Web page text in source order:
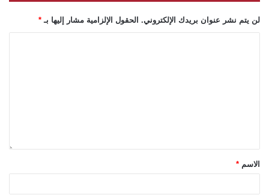
لن يتم نشر عنوان بريدك الإلكتروني. الحقول الإلزامية مشار إليها بـ *
الاسم *